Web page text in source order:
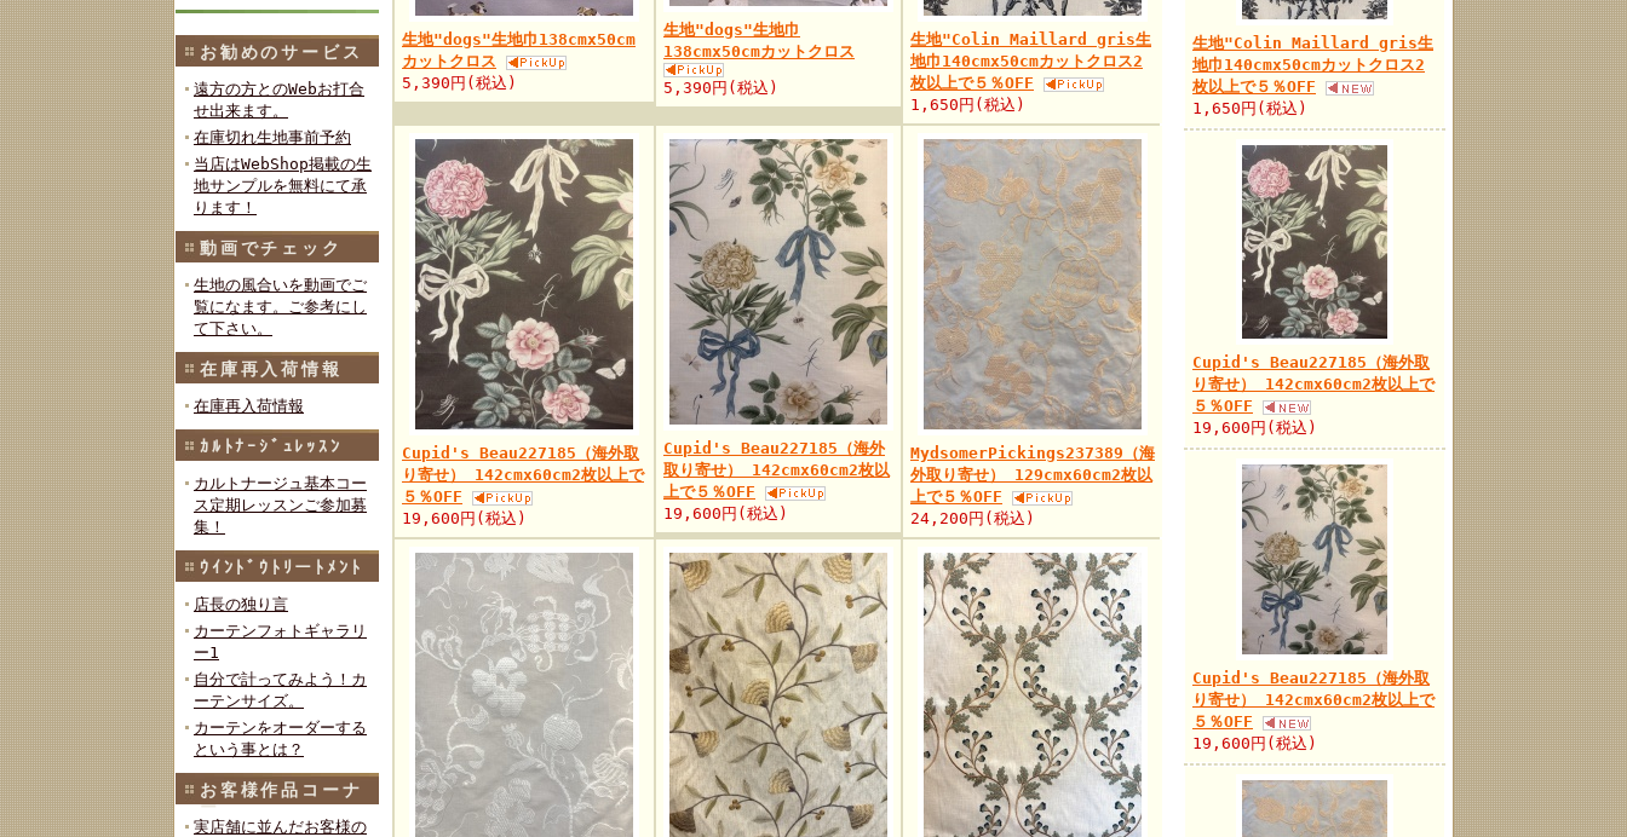
お勧めのサービス
遠方の方とのWebお打合
せ出来ます。
在庫切れ生地事前予約
当店はWebShop掲載の生
地サンプルを無料にて承
ります！
動画でチェック
生地の風合いを動画でご
覧になます。ご参考にし
て下さい。
在庫再入荷情報
在庫再入荷情報
ｶﾙﾄﾅｰｼﾞｭﾚｯｽﾝ
カルトナージュ基本コー
ス定期レッスンご参加募
集！
ｳｲﾝﾄﾞｳﾄﾘーﾄﾒﾝﾄ
店長の独り言
カーテンフォトギャラリ
ー1
自分で計ってみよう！カ
ーテンサイズ。
カーテンをオーダーする
という事とは？
お客様作品コーナ
ー
実店舗に並んだお客様の
生地"dogs"生地巾138cmx50cm
カットクロス
5,390円(税込)
生地"dogs"生地巾
138cmx50cmカットクロス
5,390円(税込)
生地"Colin Maillard gris生
地巾140cmx50cmカットクロス2
枚以上で５％OFF
1,650円(税込)
Cupid's Beau227185（海外取
り寄せ） 142cmx60cm2枚以上で
５％OFF
19,600円(税込)
Cupid's Beau227185（海外
取り寄せ） 142cmx60cm2枚以
上で５％OFF
19,600円(税込)
MydsomerPickings237389（海
外取り寄せ） 129cmx60cm2枚以
上で５％OFF
24,200円(税込)
生地"Colin Maillard gris生
地巾140cmx50cmカットクロス2
枚以上で５％OFF
1,650円(税込)
Cupid's Beau227185（海外取
り寄せ） 142cmx60cm2枚以上で
５％OFF
19,600円(税込)
Cupid's Beau227185（海外取
り寄せ） 142cmx60cm2枚以上で
５％OFF
19,600円(税込)